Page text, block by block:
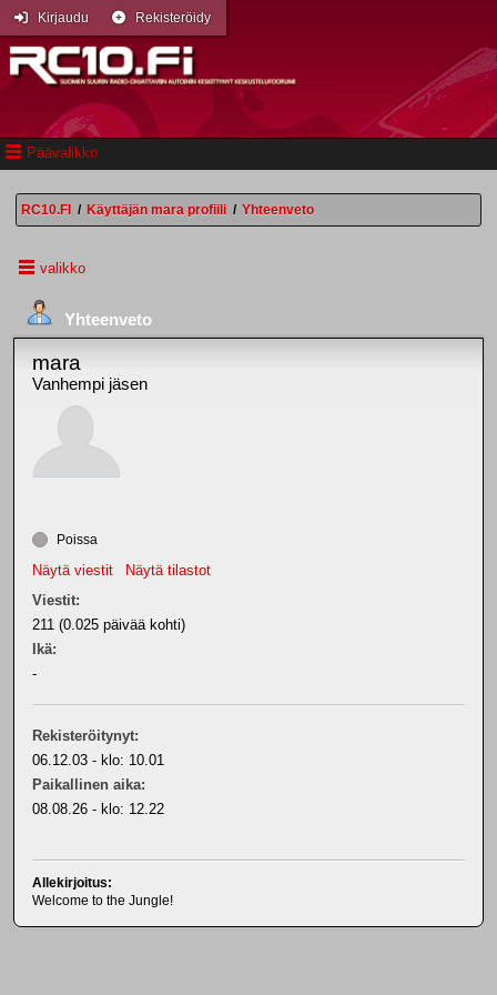
Päävalikko
Kirjaudu Rekisteröidy
RC10.FI / Käyttäjän mara profiili / Yhteenveto
valikko
Yhteenveto
mara
Vanhempi jäsen
Poissa
Näytä viestit
Näytä tilastot
Viestit:
211 (0.025 päivää kohti)
Ikä:
-
Rekisteröitynyt:
06.12.03 - klo: 10.01
Paikallinen aika:
08.08.26 - klo: 12.22
Allekirjoitus:
Welcome to the Jungle!